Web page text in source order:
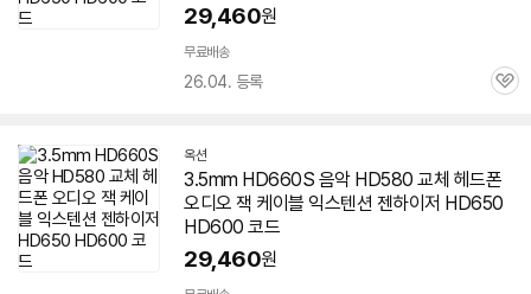
29,460원
무료배송
26.04. 등록
관
옥션
3.5mm HD660S 음악 HD580 교체 헤드폰
오디오 잭 케이블 익스텐션 젠하이저 HD650
HD600 코드
29,460원